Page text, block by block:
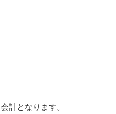
計となります。